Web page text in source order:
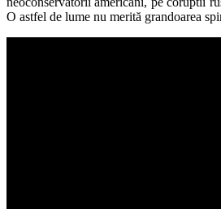
O astfel de lume nu merită grandoarea